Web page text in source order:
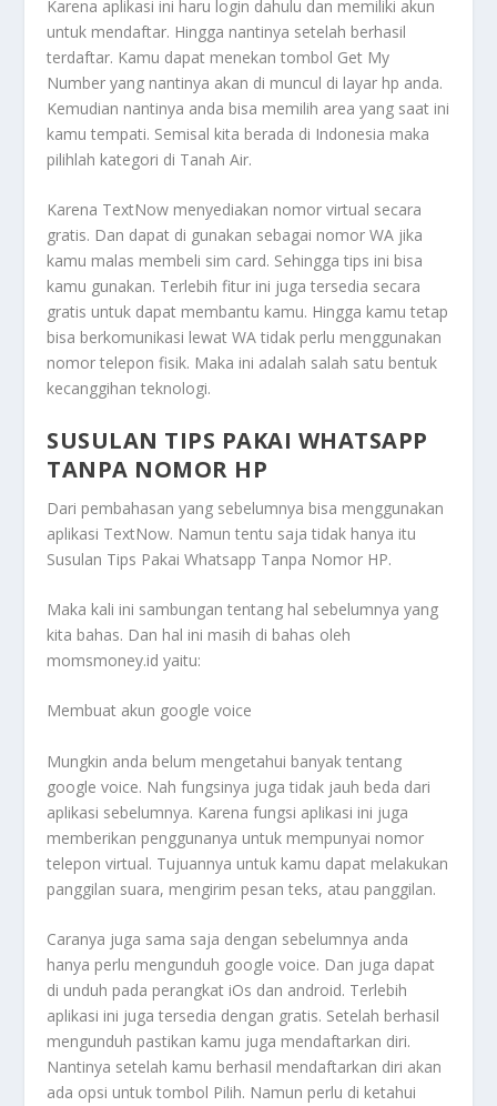
Karena aplikasi ini haru login dahulu dan memiliki akun
untuk mendaftar. Hingga nantinya setelah berhasil
terdaftar. Kamu dapat menekan tombol Get My
Number yang nantinya akan di muncul di layar hp anda.
Kemudian nantinya anda bisa memilih area yang saat ini
kamu tempati. Semisal kita berada di Indonesia maka
pilihlah kategori di Tanah Air.
Karena TextNow menyediakan nomor virtual secara
gratis. Dan dapat di gunakan sebagai nomor WA jika
kamu malas membeli sim card. Sehingga tips ini bisa
kamu gunakan. Terlebih fitur ini juga tersedia secara
gratis untuk dapat membantu kamu. Hingga kamu tetap
bisa berkomunikasi lewat WA tidak perlu menggunakan
nomor telepon fisik. Maka ini adalah salah satu bentuk
kecanggihan teknologi.
SUSULAN TIPS PAKAI WHATSAPP
TANPA NOMOR HP
Dari pembahasan yang sebelumnya bisa menggunakan
aplikasi TextNow. Namun tentu saja tidak hanya itu
Susulan Tips Pakai Whatsapp Tanpa Nomor HP.
Maka kali ini sambungan tentang hal sebelumnya yang
kita bahas. Dan hal ini masih di bahas oleh
momsmoney.id yaitu:
Membuat akun google voice
Mungkin anda belum mengetahui banyak tentang
google voice. Nah fungsinya juga tidak jauh beda dari
aplikasi sebelumnya. Karena fungsi aplikasi ini juga
memberikan penggunanya untuk mempunyai nomor
telepon virtual. Tujuannya untuk kamu dapat melakukan
panggilan suara, mengirim pesan teks, atau panggilan.
Caranya juga sama saja dengan sebelumnya anda
hanya perlu mengunduh google voice. Dan juga dapat
di unduh pada perangkat iOs dan android. Terlebih
aplikasi ini juga tersedia dengan gratis. Setelah berhasil
mengunduh pastikan kamu juga mendaftarkan diri.
Nantinya setelah kamu berhasil mendaftarkan diri akan
ada opsi untuk tombol Pilih. Namun perlu di ketahui